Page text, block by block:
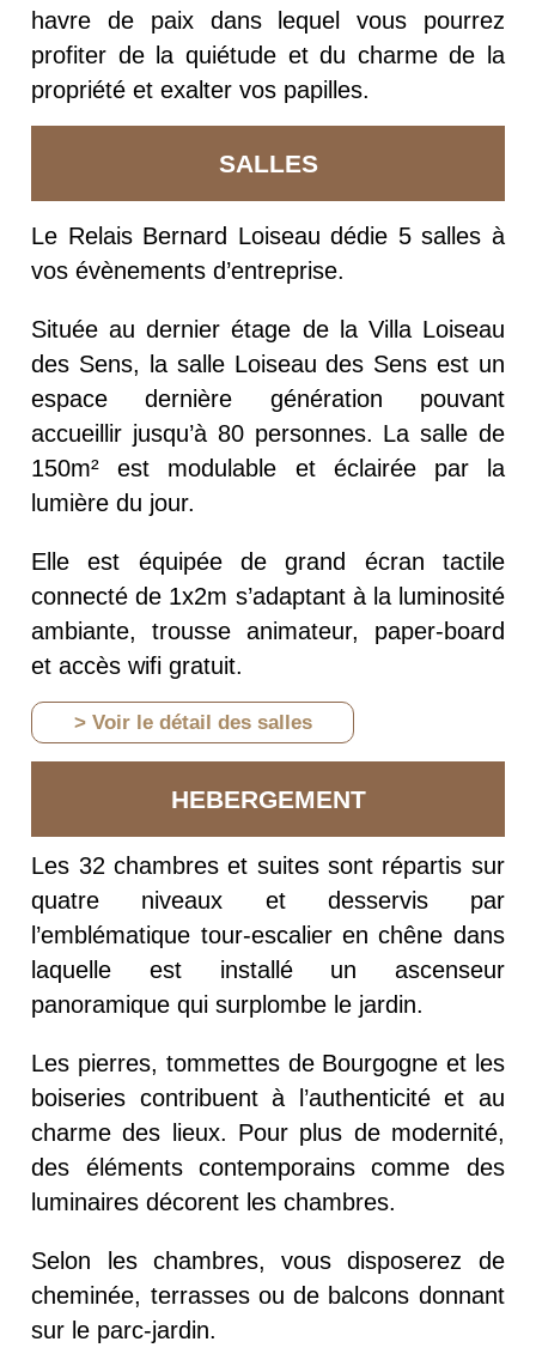
havre de paix dans lequel vous pourrez
profiter de la quiétude et du charme de la
propriété et exalter vos papilles.
SALLES
Le Relais Bernard Loiseau dédie 5 salles à
vos évènements d’entreprise.
Située au dernier étage de la Villa Loiseau
des Sens, la salle Loiseau des Sens est un
espace dernière génération pouvant
accueillir jusqu’à 80 personnes. La salle de
150m² est modulable et éclairée par la
lumière du jour.
Elle est équipée de grand écran tactile
connecté de 1x2m s’adaptant à la luminosité
ambiante, trousse animateur, paper-board
et accès wifi gratuit.
> Voir le détail des salles
HEBERGEMENT
Les 32 chambres et suites sont répartis sur
quatre niveaux et desservis par
l’emblématique tour-escalier en chêne dans
laquelle est installé un ascenseur
panoramique qui surplombe le jardin.
Les pierres, tommettes de Bourgogne et les
boiseries contribuent à l’authenticité et au
charme des lieux. Pour plus de modernité,
des éléments contemporains comme des
luminaires décorent les chambres.
Selon les chambres, vous disposerez de
cheminée, terrasses ou de balcons donnant
sur le parc-jardin.